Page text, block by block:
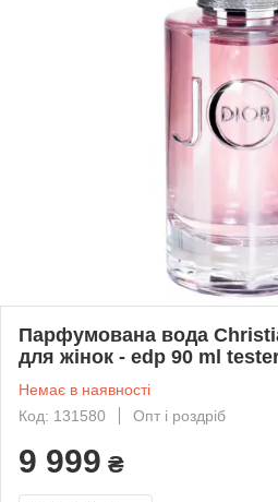
Парфумована вода
для жінок - edp 90 ml
Немає в наявності
Код: 131580
Опт і роздріб
9 999 ₴